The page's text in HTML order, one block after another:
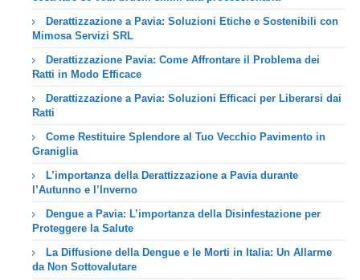
Derattizzazione a Pavia: Soluzioni Etiche e Sostenibili con
Mimosa Servizi SRL
Derattizzazione Pavia: Come Affrontare il Problema dei
Ratti in Modo Efficace
Derattizzazione a Pavia: Soluzioni Efficaci per Liberarsi dai
Ratti
Come Restituire Splendore al Tuo Vecchio Pavimento in
Graniglia
L’importanza della Derattizzazione a Pavia durante
l’Autunno e l’Inverno
Dengue a Pavia: L’importanza della Disinfestazione per
Proteggere la Salute
La Diffusione della Dengue e le Morti in Italia: Un Allarme
da Non Sottovalutare